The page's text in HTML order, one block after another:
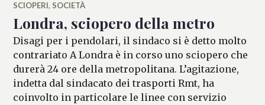
SCIOPERI, SOCIETÀ
Londra, sciopero della metro
Disagi per i pendolari, il sindaco si è detto molto
contrariato A Londra è in corso uno sciopero che
durerà 24 ore della metropolitana. L’agitazione,
indetta dal sindacato dei trasporti Rmt, ha
coinvolto in particolare le linee con servizio